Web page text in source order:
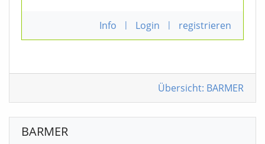
Info | Login | registrieren
Übersicht: BARMER
BARMER